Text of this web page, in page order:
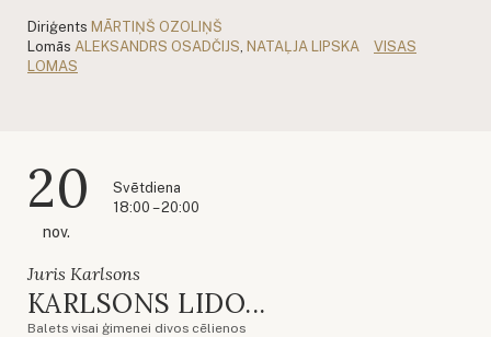
Diriģents MĀRTIŅŠ OZOLIŅŠ
Lomās ALEKSANDRS OSADČIJS NATAĻJA LIPSKA
VISAS
LOMAS
20
nov.
Svētdiena
18:00 – 20:00
Juris Karlsons
KARLSONS LIDO...
Balets visai ģimenei divos cēlienos